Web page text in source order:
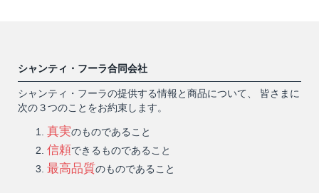
シャンティ・フーラ合同会社
シャンティ・フーラの提供する情報と商品について、 皆さまに
次の３つのことをお約束します。
真実のものであること
信頼できるものであること
最高品質のものであること